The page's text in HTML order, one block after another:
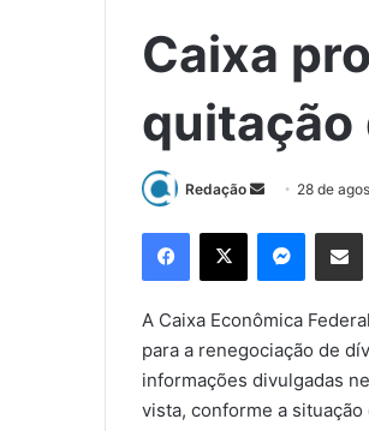
Caixa
quitação
Redação
m
e
-
28 de
A Caixa Econômica
para a renegociação de
informações divulgadas
vista, conforme a